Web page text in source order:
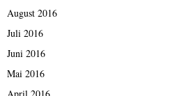
August 2016
Juli 2016
Juni 2016
Mai 2016
April 2016